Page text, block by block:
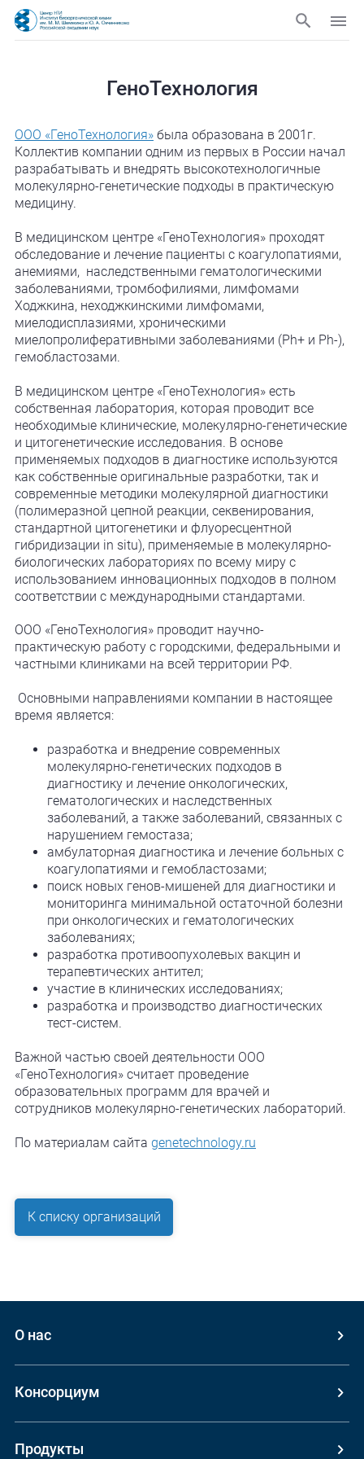
ГеноТехнология
ООО «ГеноТехнология» была образована в 2001г.
Коллектив компании одним из первых в России начал
разрабатывать и внедрять высокотехнологичные
молекулярно-генетические подходы в практическую
медицину.
В медицинском центре «ГеноТехнология» проходят
обследование и лечение пациенты с коагулопатиями,
анемиями, наследственными гематологическими
заболеваниями, тромбофилиями, лимфомами
Ходжкина, неходжкинскими лимфомами,
миелодисплазиями, хроническими
миелопролиферативными заболеваниями (Ph+ и Ph-),
гемобластозами.
В медицинском центре «ГеноТехнология» есть
собственная лаборатория, которая проводит все
необходимые клинические, молекулярно-генетические
и цитогенетические исследования. В основе
применяемых подходов в диагностике используются
как собственные оригинальные разработки, так и
современные методики молекулярной диагностики
(полимеразной цепной реакции, секвенирования,
стандартной цитогенетики и флуоресцентной
гибридизации in situ), применяемые в молекулярно-
биологических лабораториях по всему миру с
использованием инновационных подходов в полном
соответствии с международными стандартами.
ООО «ГеноТехнология» проводит научно-
практическую работу с городскими, федеральными и
частными клиниками на всей территории РФ.
Основными направлениями компании в настоящее
время является:
разработка и внедрение современных
молекулярно-генетических подходов в
диагностику и лечение онкологических,
гематологических и наследственных
заболеваний, а также заболеваний, связанных с
нарушением гемостаза;
амбулаторная диагностика и лечение больных с
коагулопатиями и гемобластозами;
поиск новых генов-мишеней для диагностики и
мониторинга минимальной остаточной болезни
при онкологических и гематологических
заболеваниях;
разработка противоопухолевых вакцин и
терапевтических антител;
участие в клинических исследованиях;
разработка и производство диагностических
тест-систем.
Важной частью своей деятельности ООО
«ГеноТехнология» считает проведение
образовательных программ для врачей и
сотрудников молекулярно-генетических лабораторий.
По материалам сайта genetechnology.ru
К списку организаций
О нас
Консорциум
Продукты